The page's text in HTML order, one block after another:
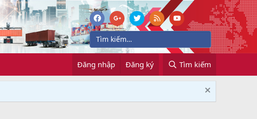
Đăng nhập Đăng ký Tìm kiếm